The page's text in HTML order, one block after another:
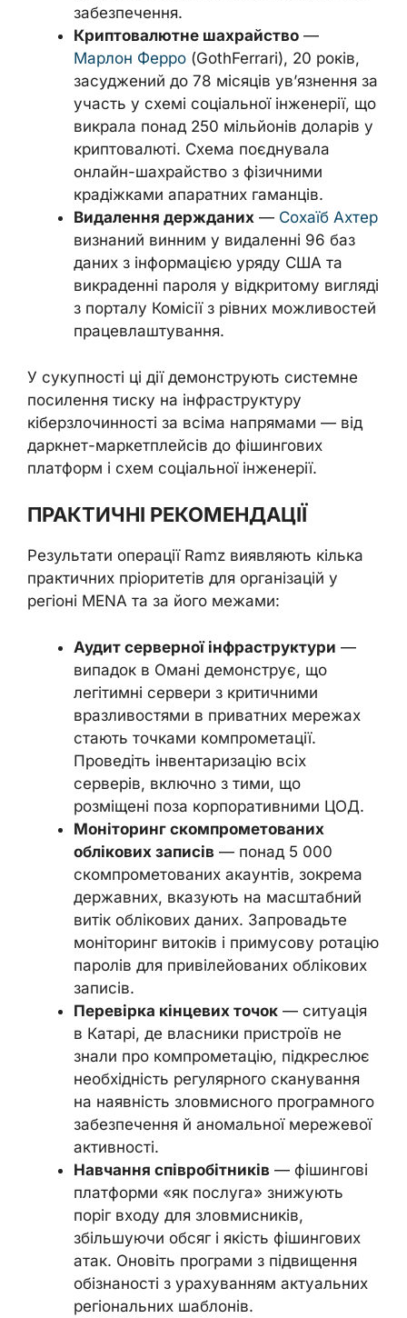
забезпечення.
Криптовалютне шахрайство —
Марлон Ферро (GothFerrari), 20 років,
засуджений до 78 місяців ув’язнення за
участь у схемі соціальної інженерії, що
викрала понад 250 мільйонів доларів у
криптовалюті. Схема поєднувала
онлайн-шахрайство з фізичними
крадіжками апаратних гаманців.
Видалення держданих — Сохаїб Ахтер
визнаний винним у видаленні 96 баз
даних з інформацією уряду США та
викраденні пароля у відкритому вигляді
з порталу Комісії з рівних можливостей
працевлаштування.
У сукупності ці дії демонструють системне
посилення тиску на інфраструктуру
кіберзлочинності за всіма напрямами — від
даркнет-маркетплейсів до фішингових
платформ і схем соціальної інженерії.
ПРАКТИЧНІ РЕКОМЕНДАЦІЇ
Результати операції Ramz виявляють кілька
практичних пріоритетів для організацій у
регіоні MENA та за його межами:
Аудит серверної інфраструктури —
випадок в Омані демонструє, що
легітимні сервери з критичними
вразливостями в приватних мережах
стають точками компрометації.
Проведіть інвентаризацію всіх
серверів, включно з тими, що
розміщені поза корпоративними ЦОД.
Моніторинг скомпрометованих
облікових записів — понад 5 000
скомпрометованих акаунтів, зокрема
державних, вказують на масштабний
витік облікових даних. Запровадьте
моніторинг витоків і примусову ротацію
паролів для привілейованих облікових
записів.
Перевірка кінцевих точок — ситуація
в Катарі, де власники пристроїв не
знали про компрометацію, підкреслює
необхідність регулярного сканування
на наявність зловмисного програмного
забезпечення й аномальної мережевої
активності.
Навчання співробітників — фішингові
платформи «як послуга» знижують
поріг входу для зловмисників,
збільшуючи обсяг і якість фішингових
атак. Оновіть програми з підвищення
обізнаності з урахуванням актуальних
регіональних шаблонів.